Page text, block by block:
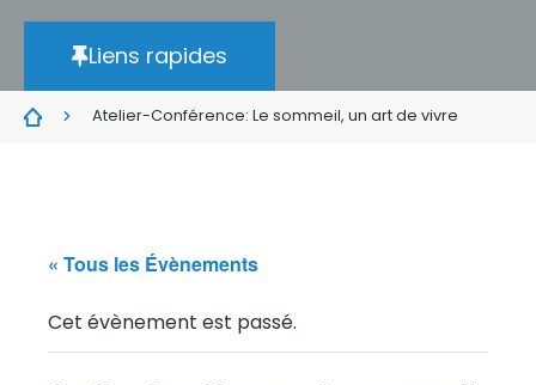
Liens rapides
Atelier-Conférence: Le sommeil, un art de vivre
« Tous les Évènements
Cet évènement est passé.